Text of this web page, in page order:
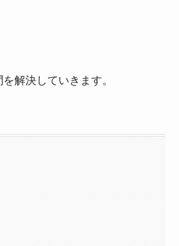
解決していきます。